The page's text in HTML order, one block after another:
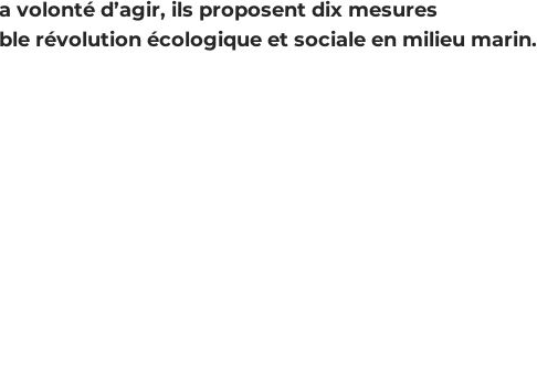
volonté d’agir, ils proposent dix mesures
révolution écologique et sociale en milieu marin.